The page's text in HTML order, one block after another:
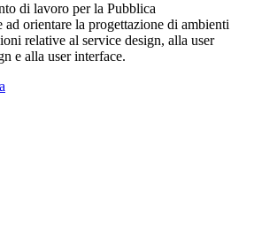
di lavoro per la Pubblica
orientare la progettazione di ambienti
relative al service design, alla user
e alla user interface.